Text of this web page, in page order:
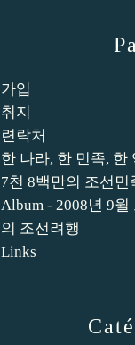
가입
취지
련락처
한 나라, 한 민족, 한
7천 8백만의 조선민
Album - 2008년 9
의 조선려행
Links